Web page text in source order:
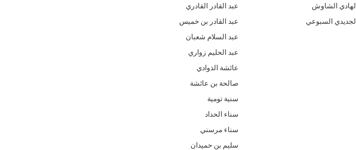
الهادي الشاوش
الجديدي السبوعي
عبد القادر القادري
عبد القادر بن خميس
عبد السلام شعبان
عبد الحليم زواري
عائشة الذوادي
صالحة بن عائشة
سنية تومية
سناء الحداد
سناء مرسني
سليم بن حميدان